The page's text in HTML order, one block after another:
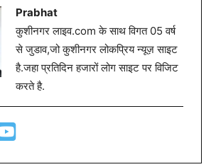
Prabhat
कुशीनगर लाइव.com के साथ विगत 05 वर्ष
से जुडाव,जो कुशीनगर लोकप्रिय न्यूज़ साइट
है.जहा प्रतिदिन हजारों लोग साइट पर विजिट
करते है.